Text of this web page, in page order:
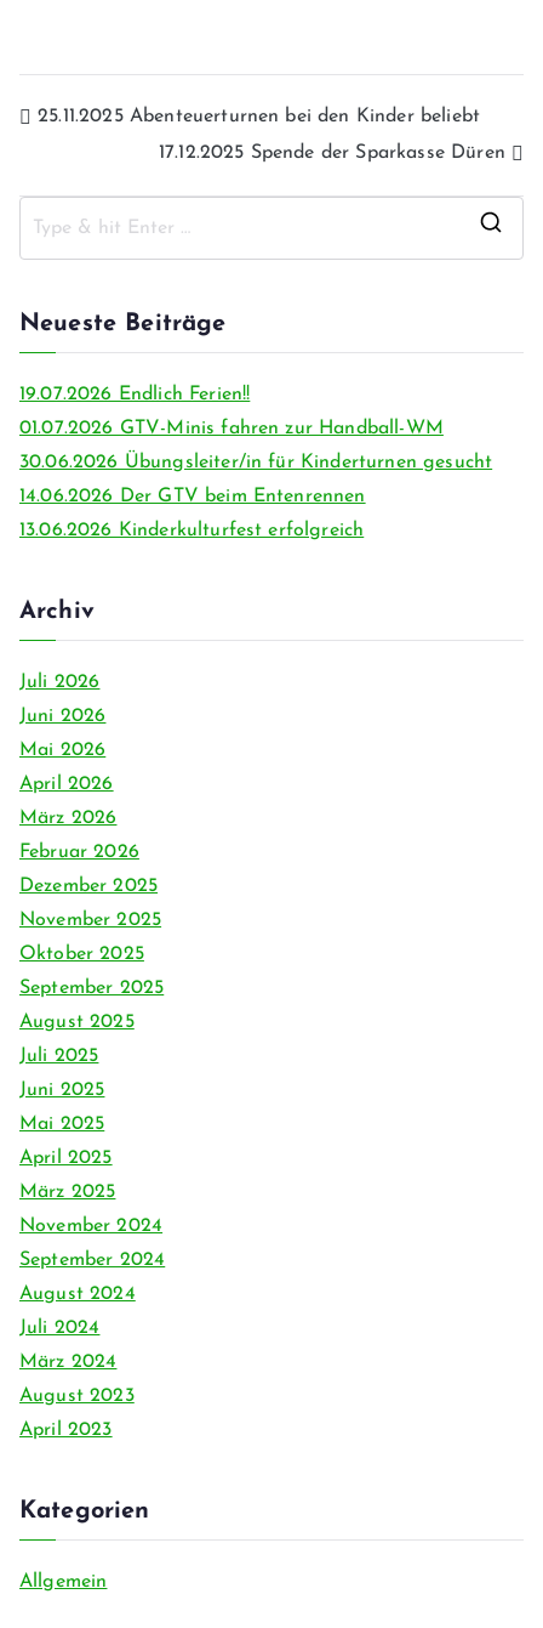
25.11.2025 Abenteuerturnen bei den Kinder beliebt
17.12.2025 Spende der Sparkasse Düren
Neueste Beiträge
19.07.2026 Endlich Ferien!!
01.07.2026 GTV-Minis fahren zur Handball-WM
30.06.2026 Übungsleiter/in für Kinderturnen gesucht
14.06.2026 Der GTV beim Entenrennen
13.06.2026 Kinderkulturfest erfolgreich
Archiv
Juli 2026
Juni 2026
Mai 2026
April 2026
März 2026
Februar 2026
Dezember 2025
November 2025
Oktober 2025
September 2025
August 2025
Juli 2025
Juni 2025
Mai 2025
April 2025
März 2025
November 2024
September 2024
August 2024
Juli 2024
März 2024
August 2023
April 2023
Kategorien
Allgemein